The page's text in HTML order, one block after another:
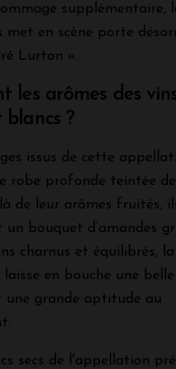
supplémentaire,
met en scène porte
Lurton ».
les arômes des
blancs ?
issus de cette
robe profonde teintée de
de leur arômes fruités,
un bouquet d’amandes
charnus et équilibrés, la
en bouche une
une grande aptitude au
secs de l'appellation